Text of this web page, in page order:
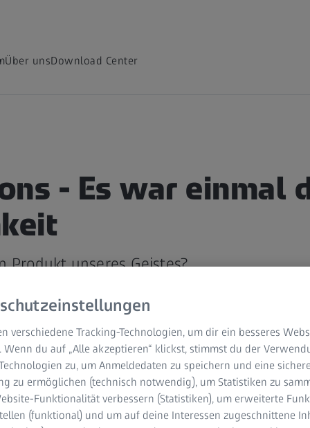
Über unsDownload Center
- Es war einmal
Produkt unseres Geistes?
verschiedene Tracking-Technologien, um dir ein besseres
Wenn du auf „Alle akzeptieren“ klickst, stimmst du der
zu, um Anmeldedaten zu speichern und eine sichere
zu ermöglichen (technisch notwendig), um Statistiken zu
Funktionalität verbessern (Statistiken), um erweiterte
(funktional) und um auf deine Interessen zugeschnittene